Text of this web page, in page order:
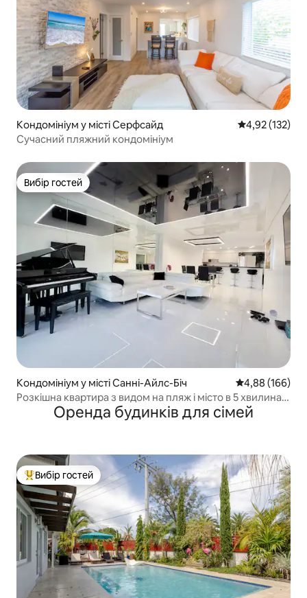
Кондомініум у місті Серфсайд Середня
4,92 (132)
Сучасний пляжний кондомініум
Вибір гостей
Вибір гостей
Кондомініум у місті Санні-Айлс-Біч Середня
4,88 (166)
Розкішна квартира з видом на пляж і місто в 5 хвилинах
ходьби до пляжу
Оренда будинків для сімей
Топ вибір гостей
Вибір гостей